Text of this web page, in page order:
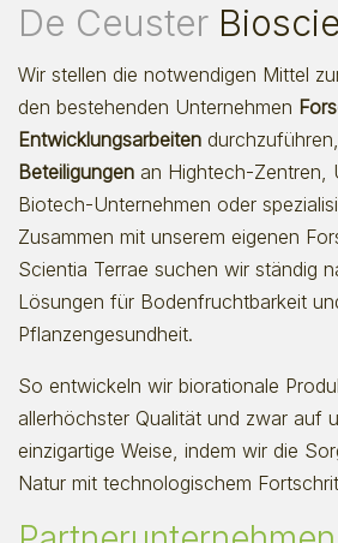
De Ceuster
Wir stellen die notwendigen Mittel
den bestehenden Unternehmen
Entwicklungsarbeiten
Beteiligungen an Hightech-Zentren,
Biotech-Unternehmen oder
Zusammen mit unserem eigenen
Scientia Terrae suchen wir ständig
Lösungen für Bodenfruchtbarkeit
Pflanzengesundheit.
So entwickeln wir biorationale
allerhöchster Qualität und zwar auf
einzigartige Weise, indem wir die
Natur mit technologischem